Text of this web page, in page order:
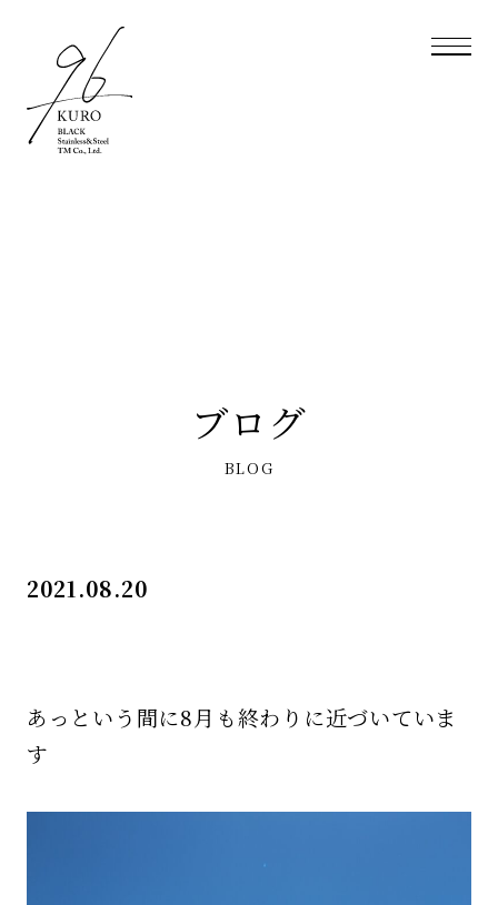
ブログ
BLOG
2021.08.20
あっという間に8月も終わりに近づいていま
す